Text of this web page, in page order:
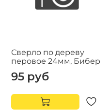
Сверло по дереву
перовое 24мм, Бибер
95 руб